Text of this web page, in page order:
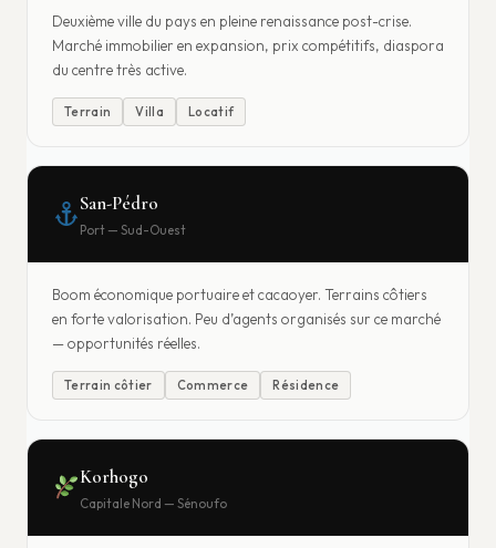
Deuxième ville du pays en pleine renaissance post-crise.
Marché immobilier en expansion, prix compétitifs, diaspora
du centre très active.
Terrain Villa Locatif
San-Pédro
Port — Sud-Ouest
Boom économique portuaire et cacaoyer. Terrains côtiers
en forte valorisation. Peu d’agents organisés sur ce marché
— opportunités réelles.
Terrain côtier Commerce Résidence
Korhogo
Capitale Nord — Sénoufo